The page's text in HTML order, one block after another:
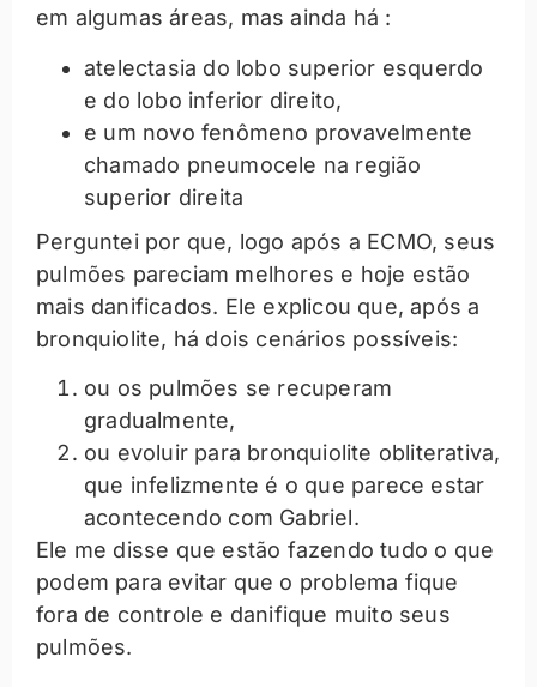
em algumas áreas, mas ainda há :
atelectasia do lobo superior esquerdo
e do lobo inferior direito,
e um novo fenômeno provavelmente
chamado pneumocele na região
superior direita
Perguntei por que, logo após a ECMO, seus
pulmões pareciam melhores e hoje estão
mais danificados. Ele explicou que, após a
bronquiolite, há dois cenários possíveis:
ou os pulmões se recuperam
gradualmente,
ou evoluir para bronquiolite obliterativa,
que infelizmente é o que parece estar
acontecendo com Gabriel.
Ele me disse que estão fazendo tudo o que
podem para evitar que o problema fique
fora de controle e danifique muito seus
pulmões.